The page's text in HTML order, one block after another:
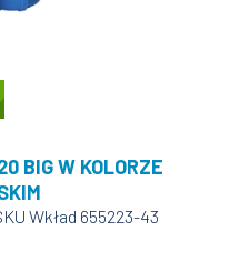
BIG W KOLORZE
Wkład 655223-43